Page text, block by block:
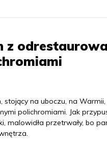
z
stojący na uboczu, na
polichromiami. Jak
malowidła przetrwały, bo